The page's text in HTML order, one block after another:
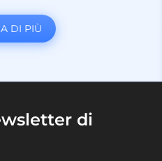
DI PIÙ
di